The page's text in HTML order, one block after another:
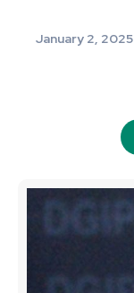
January 2, 2025